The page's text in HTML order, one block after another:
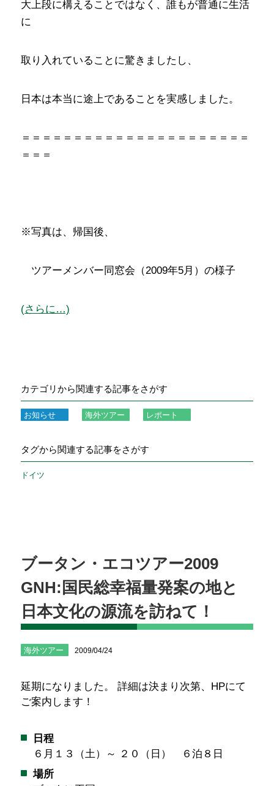
大上段に構えることではなく、誰もが普通に生活
に
取り入れていることに驚きましたし、
日本は本当に途上であることを実感しました。
＝＝＝＝＝＝＝＝＝＝＝＝＝＝＝＝＝＝＝＝＝＝
＝＝＝
※写真は、帰国後、
ツアーメンバー同窓会（2009年5月）の様子
(さらに…)
カテゴリから関連する記事をさがす
お知らせ 海外ツアー レポート
タグから関連する記事をさがす
ドイツ
ブータン・エコツアー2009
GNH:国民総幸福量発案の地と
日本文化の源流を訪ねて！
海外ツアー 2009/04/24
延期になりました。 詳細は決まり次第、HPにて
ご案内します！
日程
６月１３（土）～ ２０（日） ６泊８日
場所